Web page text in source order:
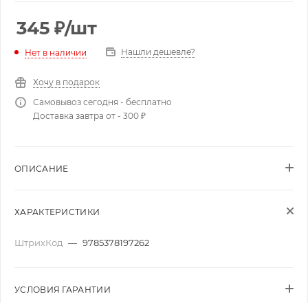
345 ₽/шт
Нет в наличии Нашли дешевле?
Хочу в подарок
Самовывоз сегодня - бесплатно
Доставка завтра от - 300 ₽
ОПИСАНИЕ
ХАРАКТЕРИСТИКИ
ШтрихКод — 9785378197262
УСЛОВИЯ ГАРАНТИИ